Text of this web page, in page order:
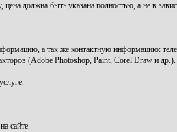
должна быть указана полностью, а не в
а так же контактную информацию:
(Adobe Photoshop, Paint, Corel Draw и др.).
сайте.